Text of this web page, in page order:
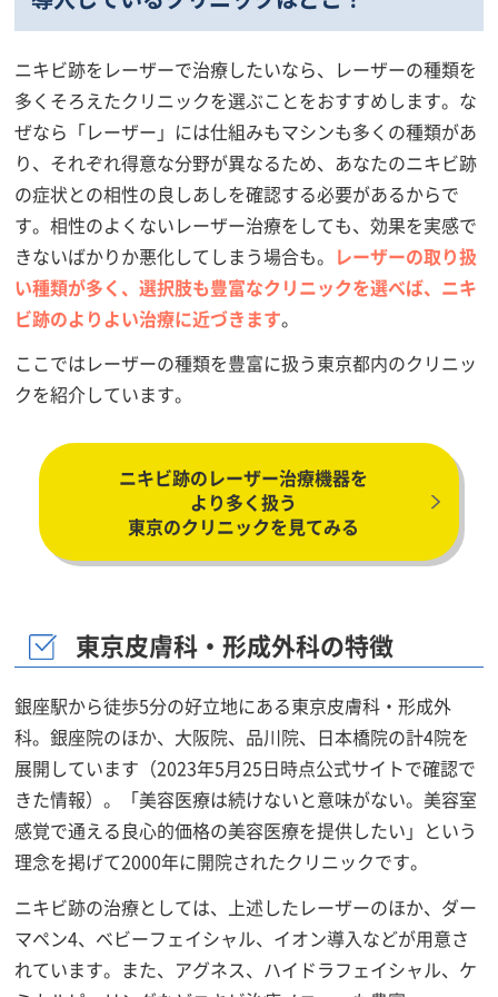
ニキビ跡をレーザーで治療したいなら、レーザーの種類を
多くそろえたクリニックを選ぶことをおすすめします。な
ぜなら「レーザー」には仕組みもマシンも多くの種類があ
り、それぞれ得意な分野が異なるため、あなたのニキビ跡
の症状との相性の良しあしを確認する必要があるからで
す。相性のよくないレーザー治療をしても、効果を実感で
きないばかりか悪化してしまう場合も。 レーザーの取り扱
い種類が多く、選択肢も豊富なクリニックを選べば、ニキ
ビ跡のよりよい治療に近づきます。
ここではレーザーの種類を豊富に扱う東京都内のクリニッ
クを紹介しています。
ニキビ跡のレーザー治療機器を
より多く扱う
東京のクリニックを見てみる
東京皮膚科・形成外科の特徴
銀座駅から徒歩5分の好立地にある東京皮膚科・形成外
科。銀座院のほか、大阪院、品川院、日本橋院の計4院を
展開しています（2023年5月25日時点公式サイトで確認で
きた情報）。「美容医療は続けないと意味がない。美容室
感覚で通える良心的価格の美容医療を提供したい」という
理念を掲げて2000年に開院されたクリニックです。
ニキビ跡の治療としては、上述したレーザーのほか、ダー
マペン4、ベビーフェイシャル、イオン導入などが用意さ
れています。また、アグネス、ハイドラフェイシャル、ケ